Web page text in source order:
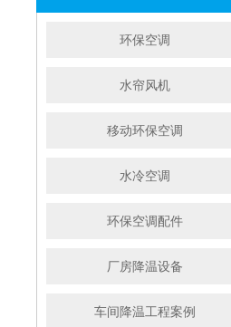
环保空调
水帘风机
移动环保空调
水冷空调
环保空调配件
厂房降温设备
车间降温工程案例